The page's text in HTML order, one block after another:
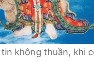
tin không thuần, khi